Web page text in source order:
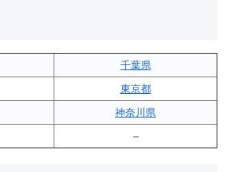
千葉県
東京都
神奈川県
–